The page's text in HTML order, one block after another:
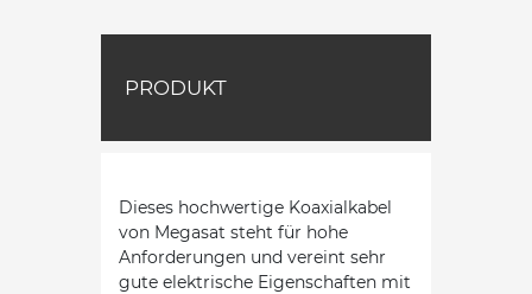
PRODUKT
Dieses hochwertige Koaxialkabel
von Megasat steht für hohe
Anforderungen und vereint sehr
gute elektrische Eigenschaften mit